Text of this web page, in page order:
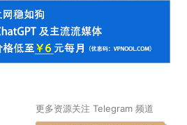
更多资源关注 Telegram 频道